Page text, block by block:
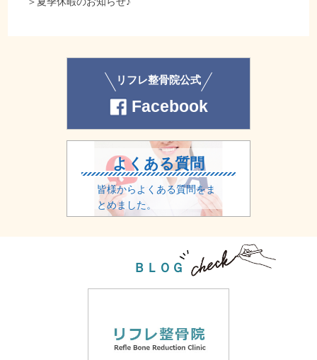
リフレ整骨院公式
Facebook
よくある質問
皆様からよくある質問をま
とめました。
ＢＬＯＧ